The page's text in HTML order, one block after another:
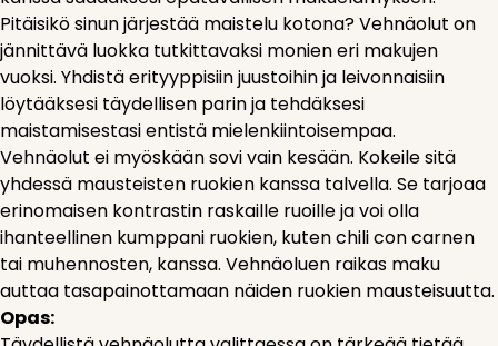
Pitäisikö sinun järjestää maistelu kotona? Vehnäolut on
jännittävä luokka tutkittavaksi monien eri makujen
vuoksi. Yhdistä erityyppisiin juustoihin ja leivonnaisiin
löytääksesi täydellisen parin ja tehdäksesi
maistamisestasi entistä mielenkiintoisempaa.
Vehnäolut ei myöskään sovi vain kesään. Kokeile sitä
yhdessä mausteisten ruokien kanssa talvella. Se tarjoaa
erinomaisen kontrastin raskaille ruoille ja voi olla
ihanteellinen kumppani ruokien, kuten chili con carnen
tai muhennosten, kanssa. Vehnäoluen raikas maku
auttaa tasapainottamaan näiden ruokien mausteisuutta.
Opas: